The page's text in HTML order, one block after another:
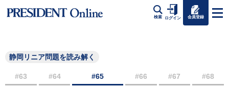
検索 ログイン 会員登録
静岡リニア問題を読み解く
#63 #64 #65 #66 #67 #68